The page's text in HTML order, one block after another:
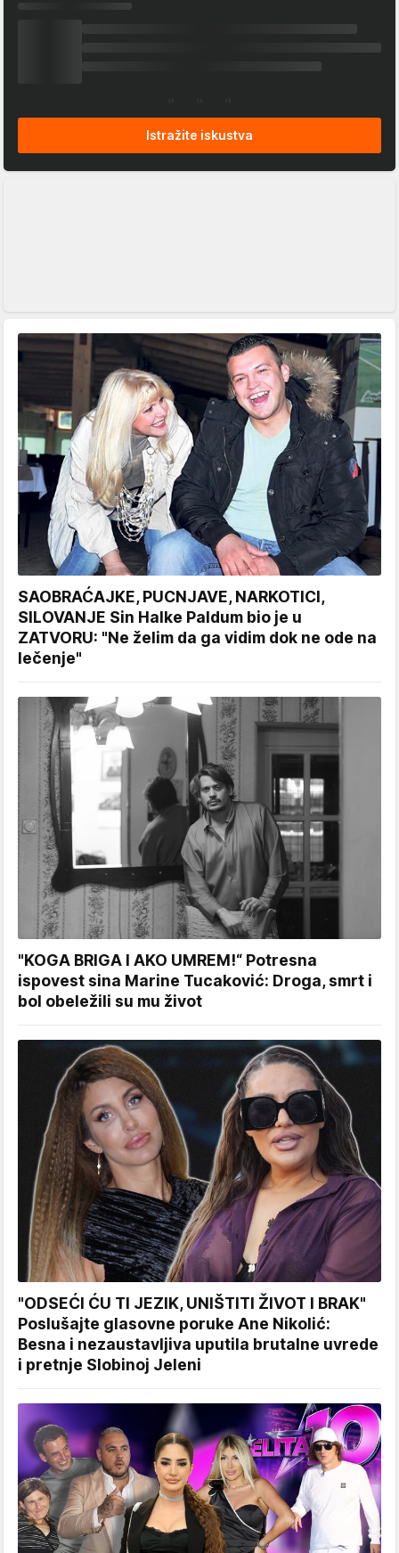
Istražite iskustva
SAOBRAĆAJKE, PUCNJAVE, NARKOTICI,
SILOVANJE Sin Halke Paldum bio je u
ZATVORU: "Ne želim da ga vidim dok ne ode na
lečenje"
"KOGA BRIGA I AKO UMREM!“ Potresna
ispovest sina Marine Tucaković: Droga, smrt i
bol obeležili su mu život
"ODSEĆI ĆU TI JEZIK, UNIŠTITI ŽIVOT I BRAK"
Poslušajte glasovne poruke Ane Nikolić:
Besna i nezaustavljiva uputila brutalne uvrede
i pretnje Slobinoj Jeleni